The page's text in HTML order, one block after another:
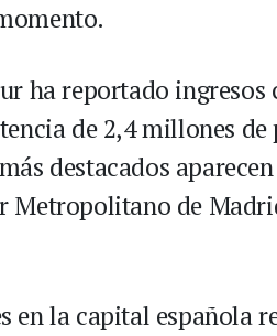
ha reportado ingresos
de 2,4 millones
destacados
Metropolitano de
en la capital española